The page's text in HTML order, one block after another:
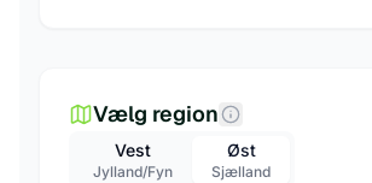
Vælg region
Vest
Jylland/Fyn
Øst
Sjælland